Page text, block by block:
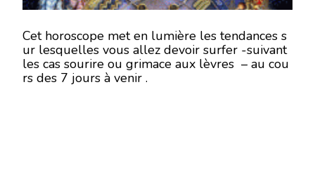
MODE
Cet horoscope met en lumière les tendances s
ur lesquelles vous allez devoir surfer -suivant
les cas sourire ou grimace aux lèvres – au cou
rs des 7 jours à venir .